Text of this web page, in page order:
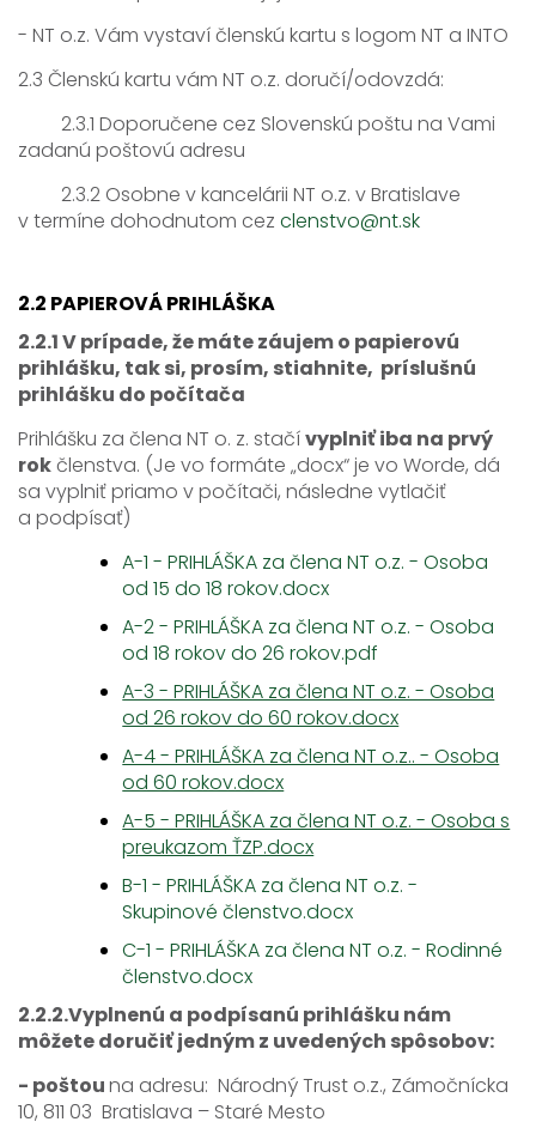
- NT o.z. Vám vystaví členskú kartu s logom NT a INTO
2.3 Členskú kartu vám NT o.z. doručí/odovzdá:
2.3.1 Doporučene cez Slovenskú poštu na Vami
zadanú poštovú adresu
2.3.2 Osobne v kancelárii NT o.z. v Bratislave
v termíne dohodnutom cez clenstvo@nt.sk
2.2 PAPIEROVÁ PRIHLÁŠKA
2.2.1 V prípade, že máte záujem o papierovú
prihlášku, tak si, prosím, stiahnite, príslušnú
prihlášku do počítača
Prihlášku za člena NT o. z. stačívyplniť iba na prvý
rokčlenstva. (Je vo formáte „docx“ je vo Worde, dá
sa vyplniť priamo v počítači, následne vytlačiť
a podpísať)
A-1 - PRIHLÁŠKA za člena NT o.z. - Osoba
od 15 do 18 rokov.docx
A-2 - PRIHLÁŠKA za člena NT o.z. - Osoba
od 18 rokov do 26 rokov.pdf
A-3 - PRIHLÁŠKA za člena NT o.z. - Osoba
od 26 rokov do 60 rokov.docx
A-4 - PRIHLÁŠKA za člena NT o.z.. - Osoba
od 60 rokov.docx
A-5 - PRIHLÁŠKA za člena NT o.z. - Osoba s
preukazom ŤZP.docx
B-1 - PRIHLÁŠKA za člena NT o.z. -
Skupinové členstvo.docx
C-1 - PRIHLÁŠKA za člena NT o.z. - Rodinné
členstvo.docx​
2.2.2.Vyplnenú a podpísanú prihlášku nám
môžete doručiť jedným z uvedených spôsobov:
- poštouna adresu: Národný Trust o.z., Zámočnícka
10, 811 03 Bratislava – Staré Mesto